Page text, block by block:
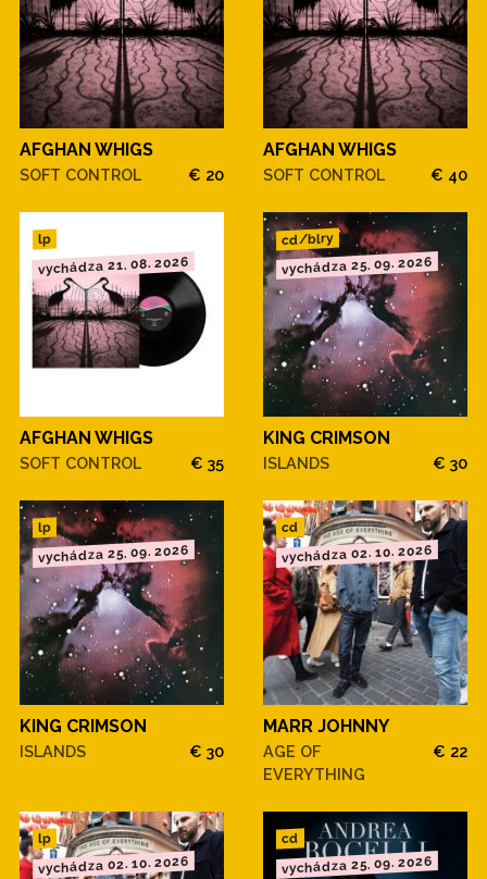
AFGHAN WHIGS
SOFT CONTROL € 20
AFGHAN WHIGS
SOFT CONTROL € 40
lp
vychádza 21. 08. 2026
AFGHAN WHIGS
SOFT CONTROL € 35
cd/blry
vychádza 25. 09. 2026
KING CRIMSON
ISLANDS € 30
lp
vychádza 25. 09. 2026
KING CRIMSON
ISLANDS € 30
cd
vychádza 02. 10. 2026
MARR JOHNNY
AGE OF
EVERYTHING
€ 22
lp
vychádza 02. 10. 2026
cd
vychádza 25. 09. 2026